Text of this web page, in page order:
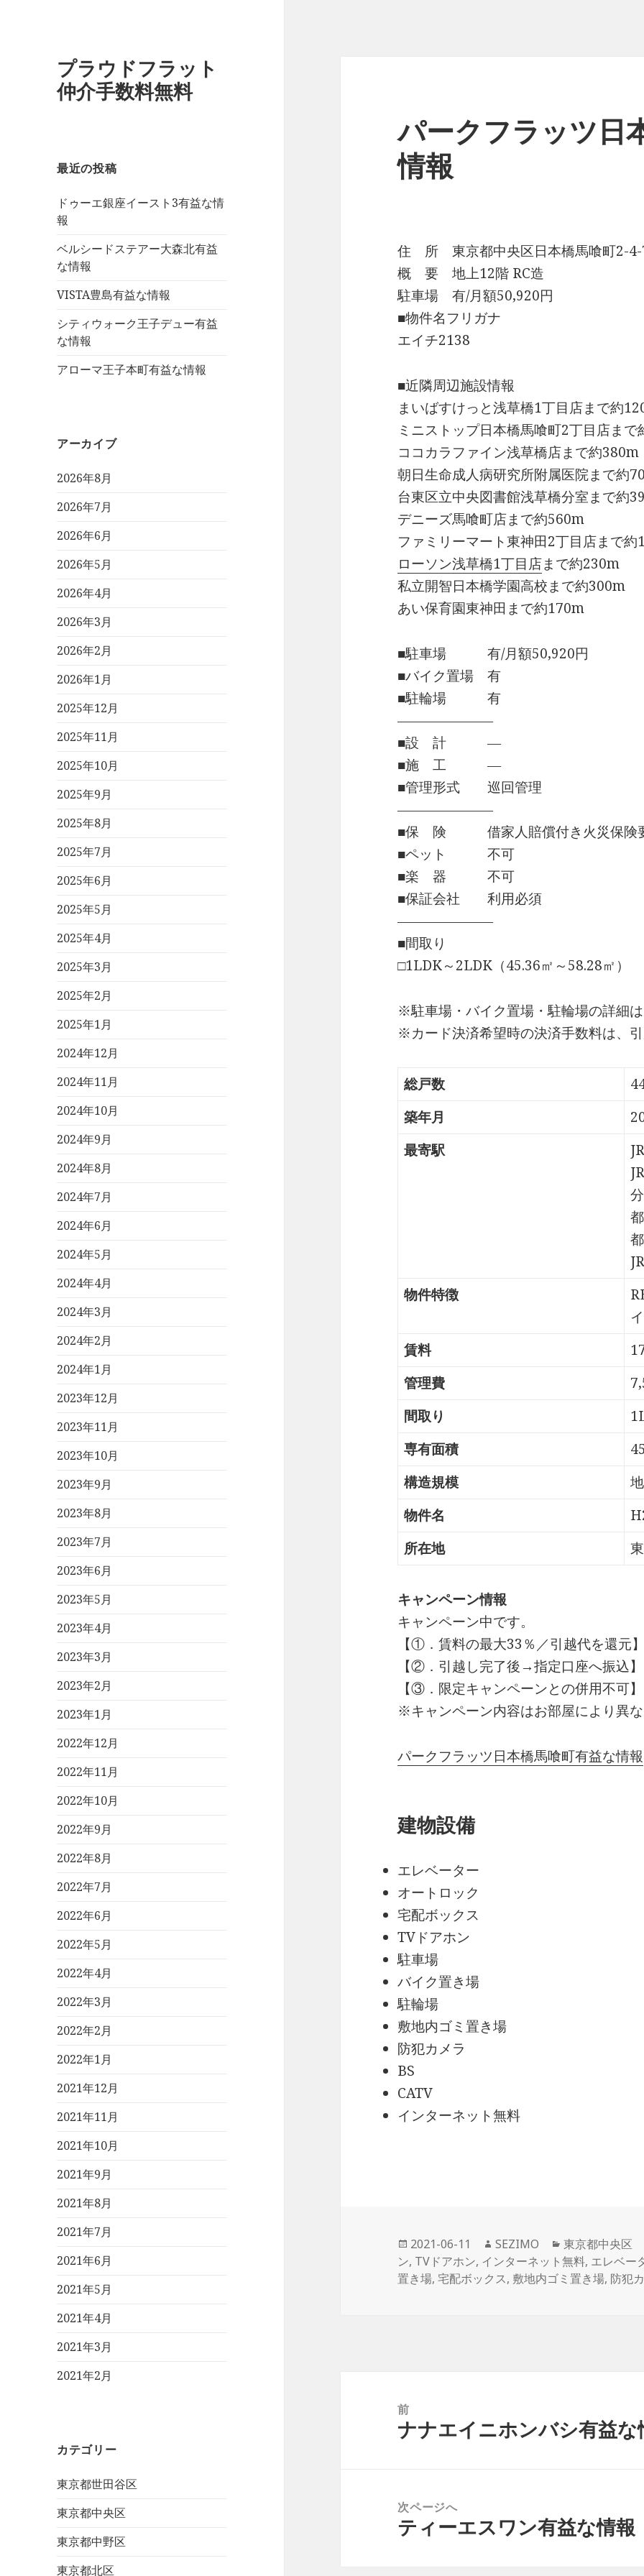
プラウドフラット
仲介手数料無料
最近の投稿
ドゥーエ銀座イースト3有益な情
報
ベルシードステアー大森北有益
な情報
VISTA豊島有益な情報
シティウォーク王子デュー有益
な情報
アローマ王子本町有益な情報
アーカイブ
2026年8月
2026年7月
2026年6月
2026年5月
2026年4月
2026年3月
2026年2月
2026年1月
2025年12月
2025年11月
2025年10月
2025年9月
2025年8月
2025年7月
2025年6月
2025年5月
2025年4月
2025年3月
2025年2月
2025年1月
2024年12月
2024年11月
2024年10月
2024年9月
2024年8月
2024年7月
2024年6月
2024年5月
2024年4月
2024年3月
2024年2月
2024年1月
2023年12月
2023年11月
2023年10月
2023年9月
2023年8月
2023年7月
2023年6月
2023年5月
2023年4月
2023年3月
2023年2月
2023年1月
2022年12月
2022年11月
2022年10月
2022年9月
2022年8月
2022年7月
2022年6月
2022年5月
2022年4月
2022年3月
2022年2月
2022年1月
2021年12月
2021年11月
2021年10月
2021年9月
2021年8月
2021年7月
2021年6月
2021年5月
2021年4月
2021年3月
2021年2月
カテゴリー
東京都世田谷区
東京都中央区
東京都中野区
東京都北区
パークフラッツ日
情報
住 所 東京都中央区日本橋馬喰町2-
概 要 地上12階 RC造
駐車場 有/月額50,920円
■物件名フリガナ
エイチ2138
■近隣周辺施設情報
まいばすけっと浅草橋1丁目店まで約
ミニストップ日本橋馬喰町2丁目店ま
ココカラファイン浅草橋店まで約380m
朝日生命成人病研究所附属医院まで約
台東区立中央図書館浅草橋分室まで約
デニーズ馬喰町店まで約560m
ファミリーマート東神田2丁目店まで約
ローソン浅草橋1丁目店まで約230m
私立開智日本橋学園高校まで約300m
あい保育園東神田まで約170m
■駐車場 有/月額50,920円
■バイク置場 有
■駐輪場 有
―――――――
■設 計 ―
■施 工 ―
■管理形式 巡回管理
―――――――
■保 険 借家人賠償付き火災保険
■ペット 不可
■楽 器 不可
■保証会社 利用必須
―――――――
■間取り
□1LDK～2LDK（45.36㎡～58.28㎡）
※駐車場・バイク置場・駐輪場の詳細
※カード決済希望時の決済手数料は、
総戸数
築年月
最寄駅
分
物件特徴
賃料
管理費
間取り
専有面積
構造規模
物件名
所在地
キャンペーン情報
キャンペーン中です。
【①．賃料の最大33％／引越代を還元
【②．引越し完了後→指定口座へ振込】
【③．限定キャンペーンとの併用不可】
※キャンペーン内容はお部屋により異
パークフラッツ日本橋馬喰町有益な情報
建物設備
エレベーター
オートロック
宅配ボックス
TVドアホン
駐車場
バイク置き場
駐輪場
敷地内ゴミ置き場
防犯カメラ
BS
CATV
インターネット無料
投
稿
日:
2021-06-11
作
成
者
SEZIMO
カ
テ
ゴ
東京都中央区
ン, TVドアホン, インターネット無料, エレベー
置き場,宅配ボックス, 敷地内ゴミ置き場, 防犯
前
前
ナナエイニホンバシ有益な
次ページへ
次
ティーエスワン有益な情報